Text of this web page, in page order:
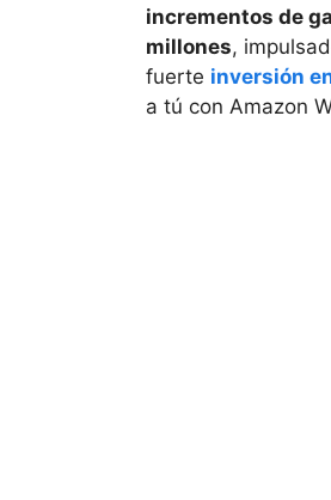
incrementos de
millones,
fuerte inversión
a tú con Amazon